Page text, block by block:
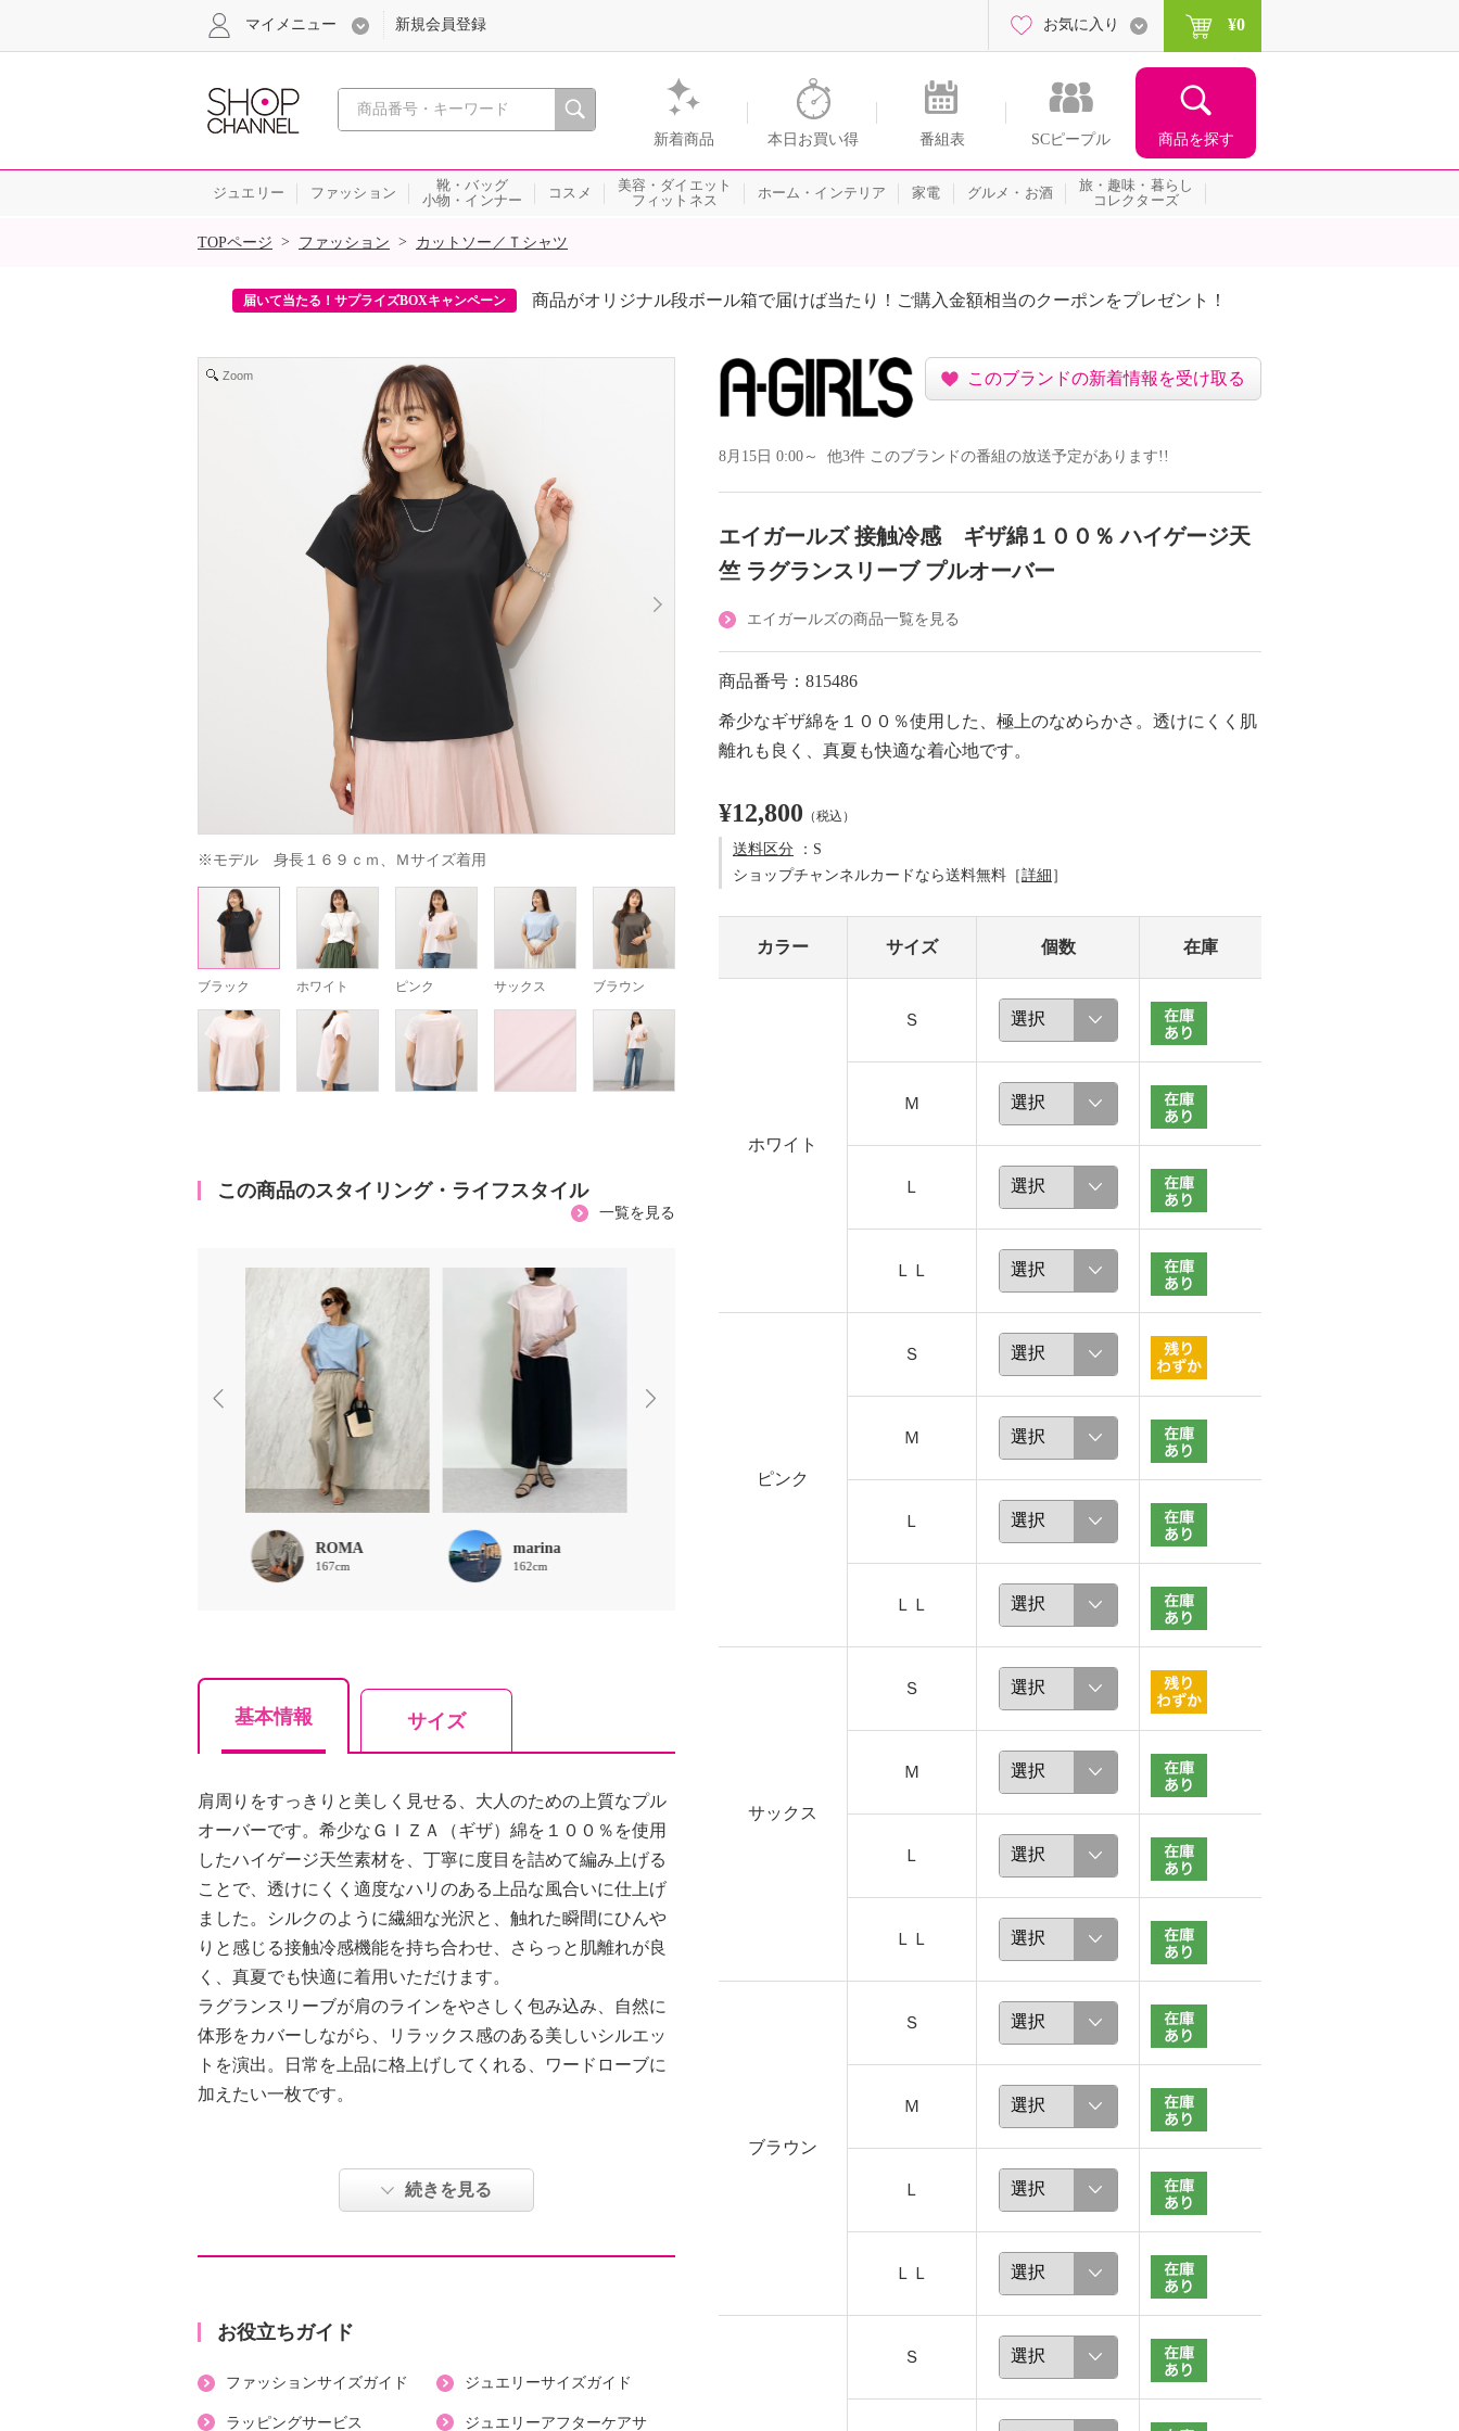
心おどる、瞬間を。通販・テレビショッピングのショップチャンネル
新着商品 本日お買い得 番組表 SCピープル 商品を探す
マイメニュー 新規会員登録 お気に入り ¥0
ジュエリー ファッション
靴・バッグ
小物・インナー
コスメ
美容・ダイエット
フィットネス
ホーム・インテリア 家電 グルメ・お酒
旅・趣味・暮らし
コレクターズ
SALE
TOPページ > ファッション > カットソー／Ｔシャツ
届いて当たる！サプライズBOXキャンペーン 商品がオリジナル段ボール箱で届けば当たり！ご購入金額相当のクーポンをプレゼント！
Zoom
※モデル　身長１６９ｃｍ、Ｍサイズ着用
ブラック ホワイト ピンク サックス ブラウン
この商品のスタイリング・ライフスタイル
一覧を見る
ROMA
167cm
marina
162cm 157cm
ROMA
167cm
基本情報 サイズ
肩周りをすっきりと美しく見せる、大人のための上質なプル
オーバーです。希少なＧＩＺＡ（ギザ）綿を１００％を使用
したハイゲージ天竺素材を、丁寧に度目を詰めて編み上げる
ことで、透けにくく適度なハリのある上品な風合いに仕上げ
ました。シルクのように繊細な光沢と、触れた瞬間にひんや
りと感じる接触冷感機能を持ち合わせ、さらっと肌離れが良
く、真夏でも快適に着用いただけます。
ラグランスリーブが肩のラインをやさしく包み込み、自然に
体形をカバーしながら、リラックス感のある美しいシルエッ
トを演出。日常を上品に格上げしてくれる、ワードローブに
加えたい一枚です。
・綿１００％
・洗濯機：可
・漂白処理：塩素系・酸素系漂白不可
続きを見る
お役立ちガイド
ファッションサイズガイド ジュエリーサイズガイド
ラッピングサービス
ジュエリーアフターケアサ
このブランドの新着情報を受け取る
8月15日 0:00～ 他3件 このブランドの番組の放送予定があります!!
エイガールズ 接触冷感 ギザ綿１００％ ハイゲージ天
竺 ラグランスリーブ プルオーバー
エイガールズの商品一覧を見る
商品番号：815486
希少なギザ綿を１００％使用した、極上のなめらかさ。透けにくく肌
離れも良く、真夏も快適な着心地です。
¥12,800 （税込）
送料区分 ：S
ショップチャンネルカードなら送料無料［詳細 ］
カラー サイズ 個数 在庫
ホワイト
Ｓ
Ｍ
Ｌ
ＬＬ
ピンク
Ｓ
Ｍ
Ｌ
ＬＬ
サックス
Ｓ
Ｍ
Ｌ
ＬＬ
ブラウン
Ｓ
Ｍ
Ｌ
ＬＬ
Ｓ